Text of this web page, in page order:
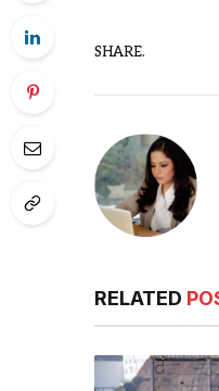
SHARE.
RELATED